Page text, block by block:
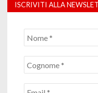
ISCRIVITI ALLA